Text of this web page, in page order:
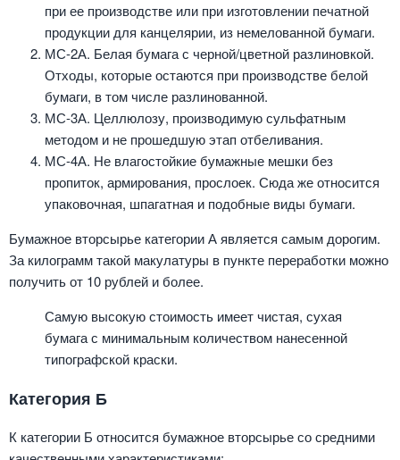
при ее производстве или при изготовлении печатной
продукции для канцелярии, из немелованной бумаги.
МС-2А. Белая бумага с черной/цветной разлиновкой.
Отходы, которые остаются при производстве белой
бумаги, в том числе разлинованной.
МС-3А. Целлюлозу, производимую сульфатным
методом и не прошедшую этап отбеливания.
МС-4А. Не влагостойкие бумажные мешки без
пропиток, армирования, прослоек. Сюда же относится
упаковочная, шпагатная и подобные виды бумаги.
Бумажное вторсырье категории А является самым дорогим.
За килограмм такой макулатуры в пункте переработки можно
получить от 10 рублей и более.
Самую высокую стоимость имеет чистая, сухая
бумага с минимальным количеством нанесенной
типографской краски.
Категория Б
К категории Б относится бумажное вторсырье со средними